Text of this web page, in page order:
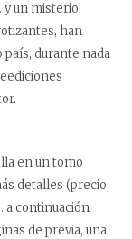
y un misterio.
han
durante nada
en un tomo
detalles (precio,
a continuación
de previa, una